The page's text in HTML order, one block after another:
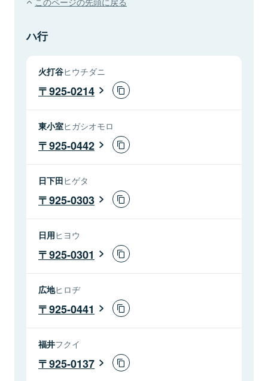
ハ行
火打谷ヒウチダニ
925-0214
東小室ヒガシオモロ
925-0442
日下田ヒゲタ
925-0303
日用ヒヨウ
925-0301
広地ヒロヂ
925-0441
福井フクイ
925-0137